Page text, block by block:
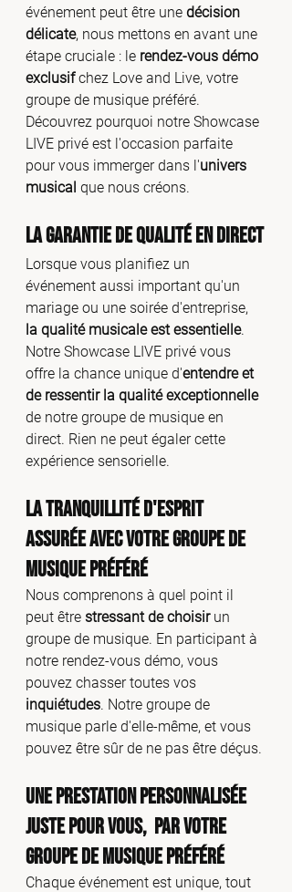
événement peut être une décision
délicate, nous mettons en avant une
étape cruciale : le rendez-vous démo
exclusif chez Love and Live, votre
groupe de musique préféré.
Découvrez pourquoi notre Showcase
LIVE privé est l'occasion parfaite
pour vous immerger dans l'univers
musical que nous créons.
La Garantie de Qualité en Direct
Lorsque vous planifiez un
événement aussi important qu'un
mariage ou une soirée d'entreprise,
la qualité musicale est essentielle.
Notre Showcase LIVE privé vous
offre la chance unique d'entendre et
de ressentir la qualité exceptionnelle
de notre groupe de musique en
direct. Rien ne peut égaler cette
expérience sensorielle.
La Tranquillité d'Esprit
Assurée avec Votre Groupe de
Musique Préféré
Nous comprenons à quel point il
peut être stressant de choisir un
groupe de musique. En participant à
notre rendez-vous démo, vous
pouvez chasser toutes vos
inquiétudes. Notre groupe de
musique parle d'elle-même, et vous
pouvez être sûr de ne pas être déçus.
Une Prestation Personnalisée
Juste pour Vous,  par Votre
Groupe de Musique Préféré
Chaque événement est unique, tout